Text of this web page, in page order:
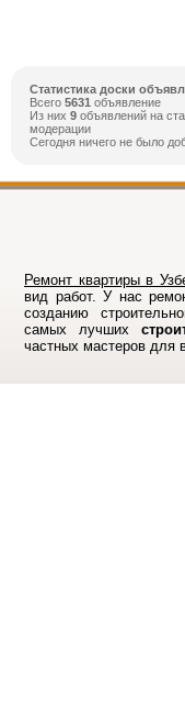
Статистика доски
Всего 5631 объявление
Из них 9 объявлений на
модерации
Сегодня ничего не было
Ремонт квартиры в
вид работ. У нас
созданию
самых лучших
частных мастеров для